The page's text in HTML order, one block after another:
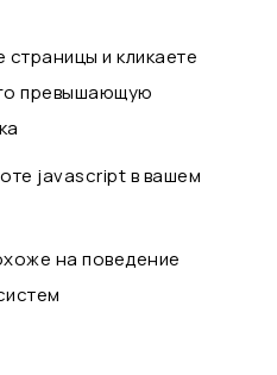
и кликаете
превышающую
javascript в вашем
на поведение